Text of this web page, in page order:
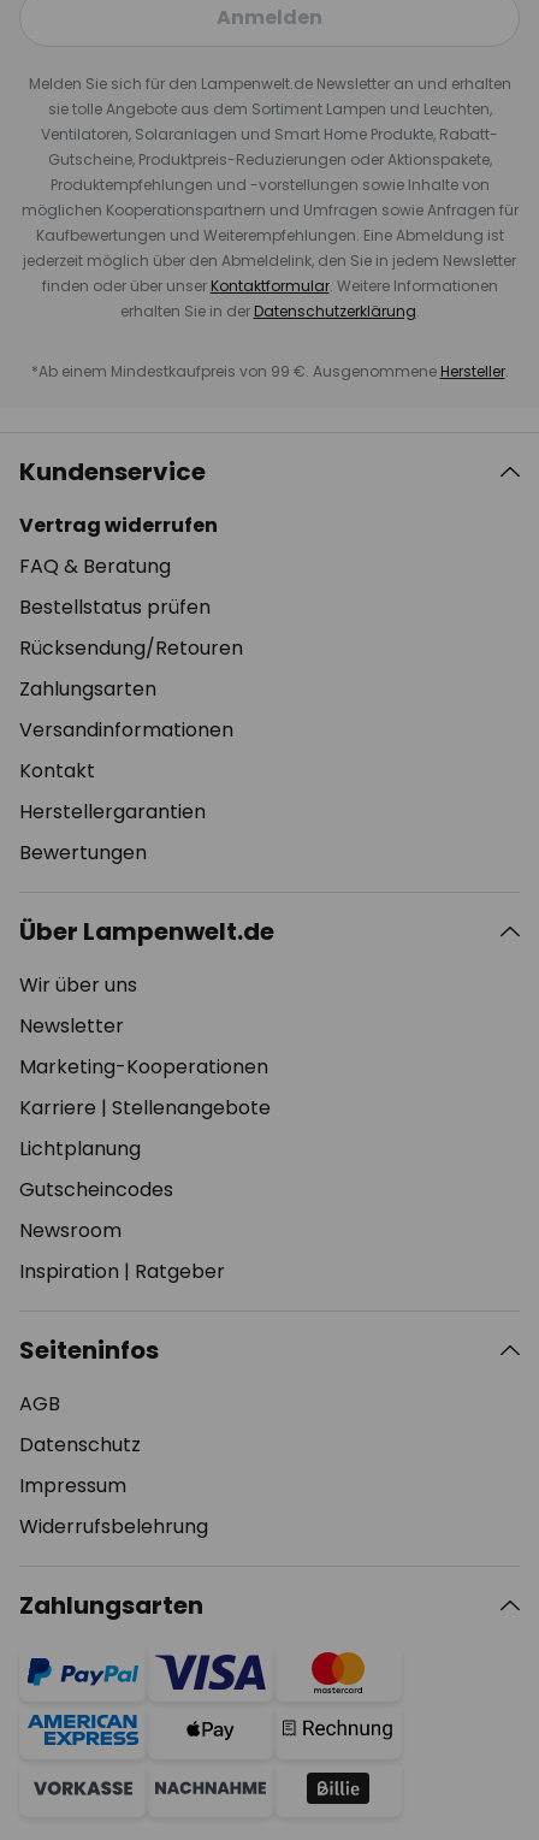
Anmelden
Melden Sie sich für den Lampenwelt.de Newsletter an und erhalten
sie tolle Angebote aus dem Sortiment Lampen und Leuchten,
Ventilatoren, Solaranlagen und Smart Home Produkte, Rabatt-
Gutscheine, Produktpreis-Reduzierungen oder Aktionspakete,
Produktempfehlungen und -vorstellungen sowie Inhalte von
möglichen Kooperationspartnern und Umfragen sowie Anfragen für
Kaufbewertungen und Weiterempfehlungen. Eine Abmeldung ist
jederzeit möglich über den Abmeldelink, den Sie in jedem Newsletter
finden oder über unser Kontaktformular. Weitere Informationen
erhalten Sie in der Datenschutzerklärung.
*Ab einem Mindestkaufpreis von 99 €. Ausgenommene Hersteller.
Kundenservice
Vertrag widerrufen
FAQ & Beratung
Bestellstatus prüfen
Rücksendung/Retouren
Zahlungsarten
Versandinformationen
Kontakt
Herstellergarantien
Bewertungen
Über Lampenwelt.de
Wir über uns
Newsletter
Marketing-Kooperationen
Karriere | Stellenangebote
Lichtplanung
Gutscheincodes
Newsroom
Inspiration | Ratgeber
Seiteninfos
AGB
Datenschutz
Impressum
Widerrufsbelehrung
Zahlungsarten